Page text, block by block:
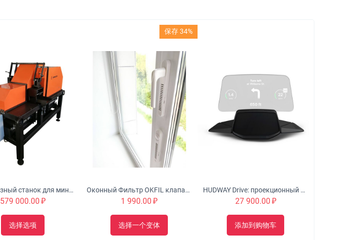
Чашкорезный станок для минибруса "Туборд 2.0"
579 000.00 ₽
选择选项
保存 34%
Оконный Фильтр OKFIL клапан для воздуха на пластиковые окна
1 990.00 ₽
选择一个变体
HUDWAY Drive: проекционный дисплей для автомобиля
27 900.00 ₽
添加到购物车